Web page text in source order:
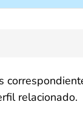
relacionado.